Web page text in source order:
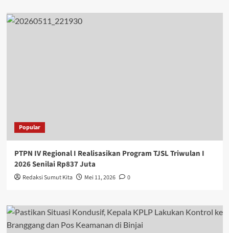
Popular
PTPN IV Regional I Realisasikan Program TJSL Triwulan I
2026 Senilai Rp837 Juta
Redaksi Sumut Kita Mei 11, 2026 0